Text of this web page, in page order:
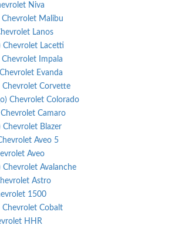
Niva
Chevrolet Malibu
Lanos
Chevrolet Lacetti
Chevrolet Impala
Chevrolet Evanda
Chevrolet Corvette
Chevrolet Colorado
Chevrolet Camaro
Chevrolet Blazer
Aveo 5
Aveo
Chevrolet Avalanche
Astro
1500
Chevrolet Cobalt
HHR